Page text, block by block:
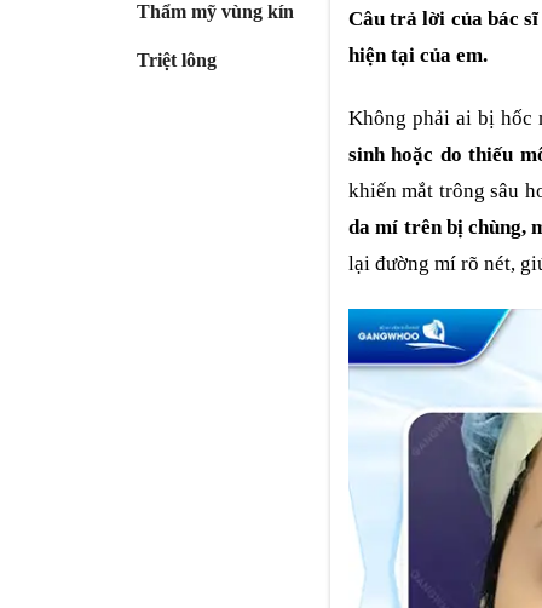
Thẩm mỹ vùng kín
Triệt lông
Câu trả lời của bác
hiện tại của em.
Không phải ai bị hốc
sinh hoặc do thiếu
khiến mắt trông sâu
da mí trên bị chùng,
lại đường mí rõ nét,